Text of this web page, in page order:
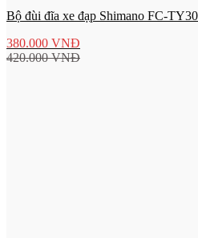
Bộ đùi đĩa xe đạp Shimano FC-
380.000 VNĐ
420.000VNĐ